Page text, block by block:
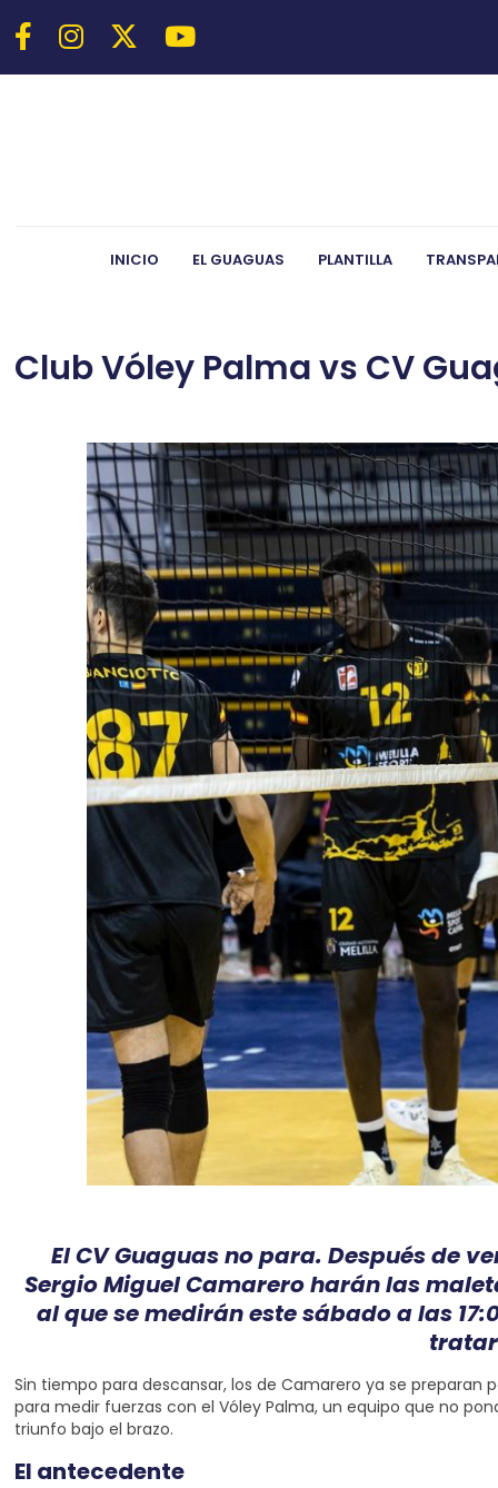
INICIO EL GUAGUAS PLANTILLA
Club Vóley Palma vs CV
El CV Guaguas no para. Después de
Sergio Miguel Camarero harán las
al que se medirán este sábado a las
Sin tiempo para descansar, los de Camarero ya se
para medir fuerzas con el Vóley Palma, un equipo que no
triunfo bajo el brazo.
El antecedente